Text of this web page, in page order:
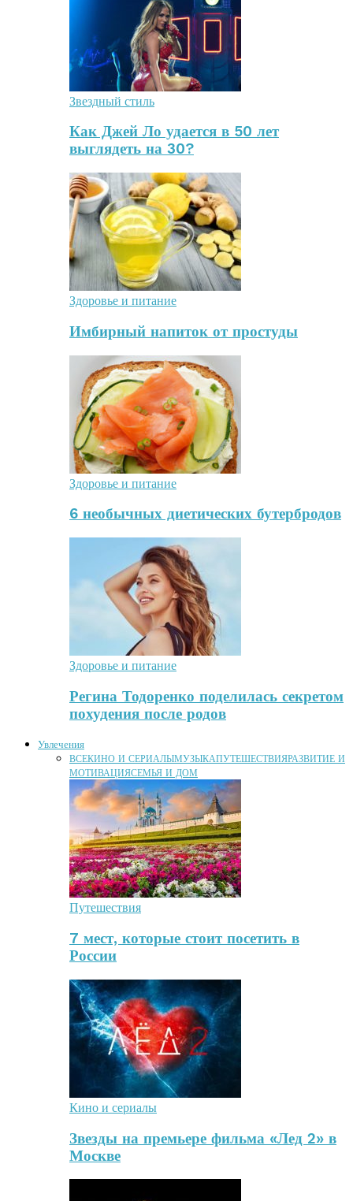
Звездный стиль
Как Джей Ло удается в 50 лет
выглядеть на 30?
Здоровье и питание
Имбирный напиток от простуды
Здоровье и питание
6 необычных диетических бутербродов
Здоровье и питание
Регина Тодоренко поделилась секретом
похудения после родов
Увлечения
ВСЕКИНО И СЕРИАЛЫМУЗЫКАПУТЕШЕСТВИЯРАЗВИТИЕ И
МОТИВАЦИЯСЕМЬЯ И ДОМ
Путешествия
7 мест, которые стоит посетить в
России
Кино и сериалы
Звезды на премьере фильма «Лед 2» в
Москве